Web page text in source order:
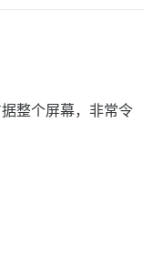
整个屏幕，非常令